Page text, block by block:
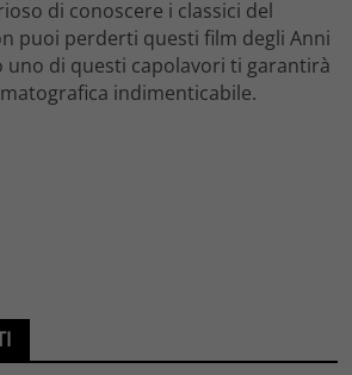
di conoscere i classici del
puoi perderti questi film degli Anni
uno di questi capolavori ti garantirà
indimenticabile.